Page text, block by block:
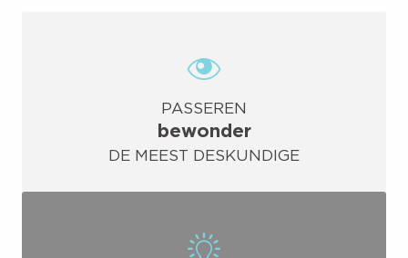
PASSEREN
bewonder
DE MEEST DESKUNDIGE